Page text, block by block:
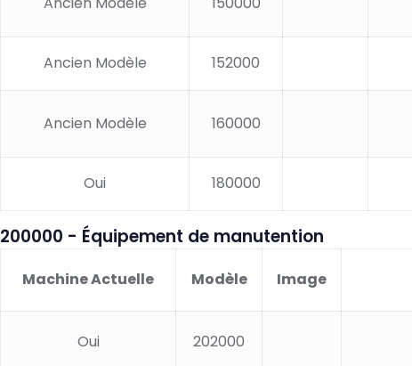
Ancien Modèle 152000
Ancien Modèle 160000
Oui 180000
200000 - Équipement de manutention
Machine Actuelle Modèle Image
Oui 202000